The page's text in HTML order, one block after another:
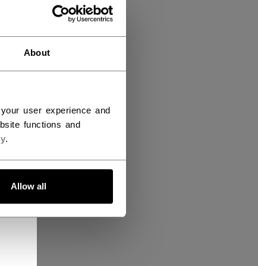
About
user experience and
functions and
.
Allow all